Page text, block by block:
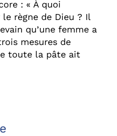
: « À quoi
règne de Dieu ? Il
qu’une femme a
mesures de
toute la pâte ait